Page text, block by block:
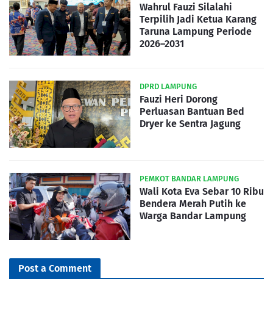
Wahrul Fauzi Silalahi
Terpilih Jadi Ketua Karang
Taruna Lampung Periode
2026–2031
DPRD LAMPUNG
Fauzi Heri Dorong
Perluasan Bantuan Bed
Dryer ke Sentra Jagung
PEMKOT BANDAR LAMPUNG
Wali Kota Eva Sebar 10 Ribu
Bendera Merah Putih ke
Warga Bandar Lampung
Post a Comment